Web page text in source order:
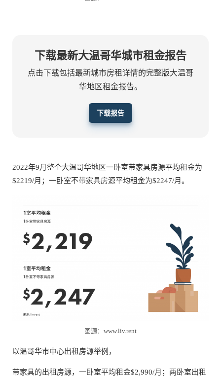
下载最新大温哥华城市租金报告
点击下载包括最新城市房租详情的完整版大温哥
华地区租金报告。
下载报告
2022年9月整个大温哥华地区一卧室带家具房源平均租金为
$2219/月；一卧室不带家具房源平均租金为$2247/月。
图源：www.liv.rent
以温哥华市中心出租房源举例，
带家具的出租房源，一卧室平均租金$2,990/月；两卧室出租